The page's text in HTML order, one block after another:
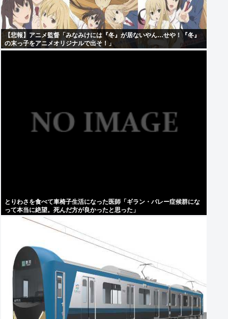
【悲報】アニメ監督「みなみけには『冬』が居ないやん…せや！『冬』
の末っ子をアニメオリジナルで出そ！」
とりわさを食べて車椅子生活になった医師「ギラン・バレー症候群にな
って本当に絶望。死んだ方が良かったと思った」